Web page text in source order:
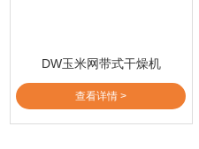
DW玉米网带式干燥机
查看详情 >